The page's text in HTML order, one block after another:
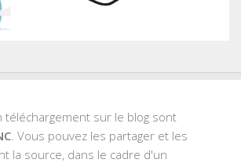
téléchargement sur le blog sont
. Vous pouvez les partager et les
la source, dans le cadre d'un